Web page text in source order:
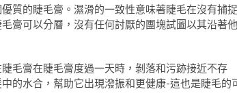
質的睫毛膏。濕滑的一致性意味著睫毛在沒有捕捉
膏可以分層，沒有任何討厭的團塊試圖以其沿著他
毛膏在睫毛膏度過一天時，剝落和污跡接近不存
的水合，幫助它出現潑振和更健康-這也是睫毛的